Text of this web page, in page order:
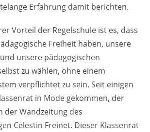
Erfahrung damit berichten.
Vorteil der Regelschule ist es, dass
Freiheit haben, unsere
unsere pädagogischen
zu wählen, ohne einem
verpflichtet zu sein. Seit einigen
in Mode gekommen, der
der Wandzeitung des
Celestin Freinet. Dieser Klassenrat